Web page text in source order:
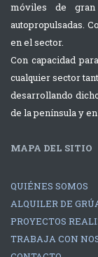
móviles de gran
autopropulsadas.
en el sector.
Con capacidad
cualquier sector
desarrollando
de la península y
MAPA DEL SITIO
QUIÉNES SOMOS
ALQUILER DE
PROYECTOS
TRABAJA CON